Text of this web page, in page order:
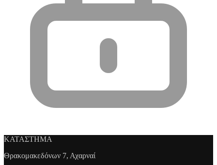
ΚΑΤΑΣΤΗΜΑ
Θρακομακεδόνων 7, Αχαρναί